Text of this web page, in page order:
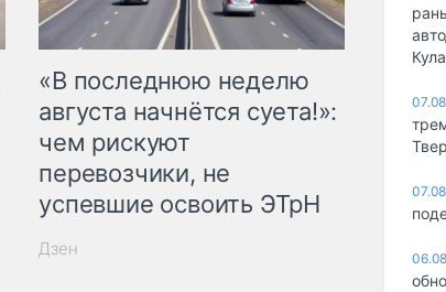
«В последнюю неделю
августа начнётся суета!»:
чем рискуют
перевозчики, не
успевшие освоить ЭТрН
Дзен
07.08
07.08
06.08